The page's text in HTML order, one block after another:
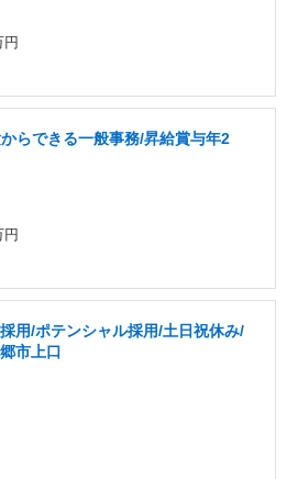
円
らできる一般事務/昇給賞与年2
円
用/ポテンシャル採用/土日祝休み/
市上口